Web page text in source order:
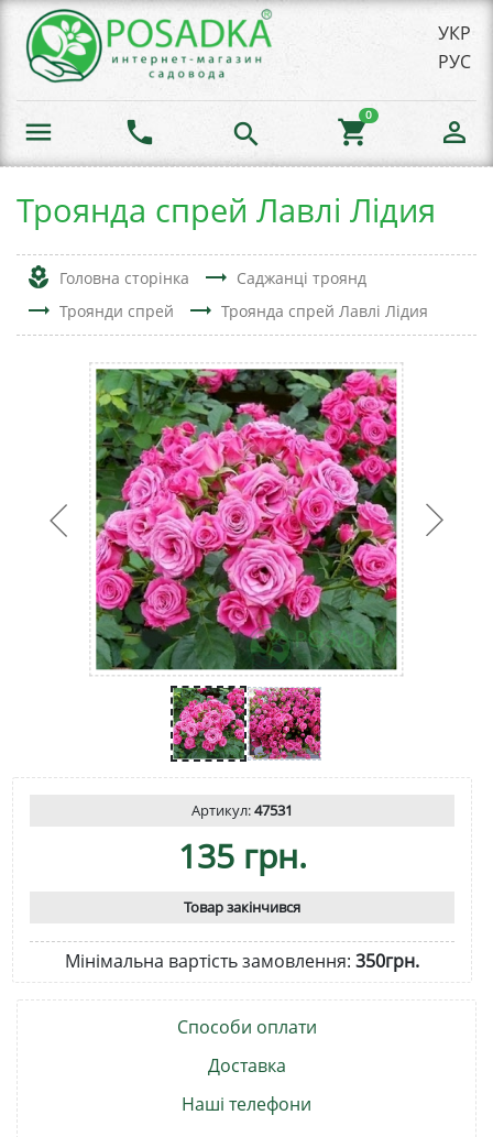
УКР
РУС
menu phone search shopping_cart
0
person_outline
Троянда спрей Лавлі Лідия
local_florist Головна сторінка trending_flat Саджанці троянд
trending_flat Троянди спрей trending_flat Троянда спрей Лавлі Лідия
Артикул:47531
135 грн.
Товар закінчився
Мінімальна вартість замовлення: 350грн.
Способи оплати
Доставка
Наші телефони